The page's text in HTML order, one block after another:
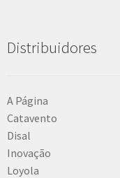
Distribuidores
A Página
Catavento
Disal
Inovação
Loyola